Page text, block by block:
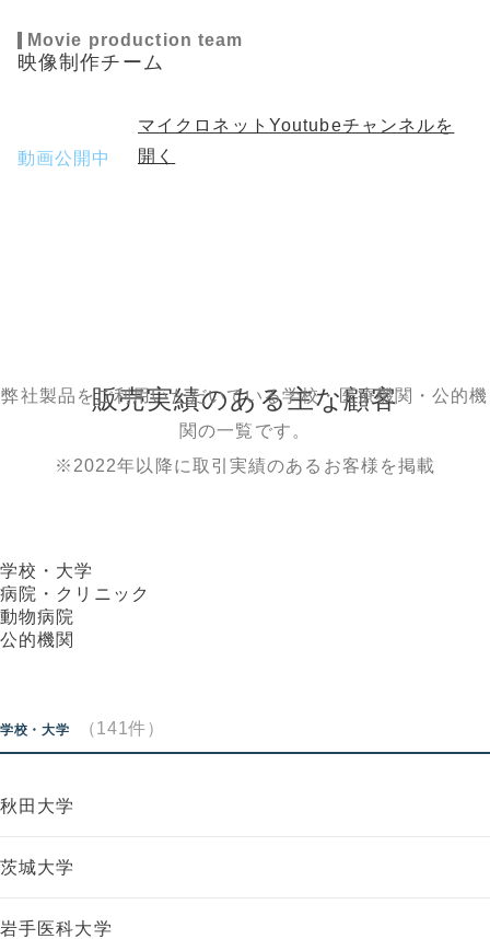
Movie production team
映像制作チーム
動画公開中
マイクロネットYoutubeチャンネルを
開く
販売実績のある主な顧客
弊社製品をご利用いただいている学校・医療機関・公的機
関の一覧です。
※2022年以降に取引実績のあるお客様を掲載
学校・大学
病院・クリニック
動物病院
公的機関
学校・大学 （141件）
秋田大学
茨城大学
岩手医科大学